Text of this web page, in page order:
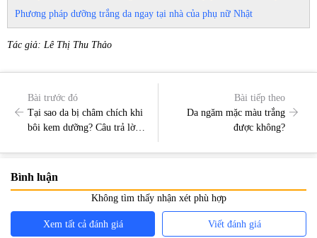
Phương pháp dưỡng trắng da ngay tại nhà của phụ nữ Nhật
Tác giả: Lê Thị Thu Thảo
Bài trước đó
Tại sao da bị châm chích khi
bôi kem dưỡng? Câu trả lời
Bài tiếp theo
Da ngăm mặc màu trắng
được không?
Bình luận
Không tìm thấy nhận xét phù hợp
Xem tất cả đánh giá Viết đánh giá